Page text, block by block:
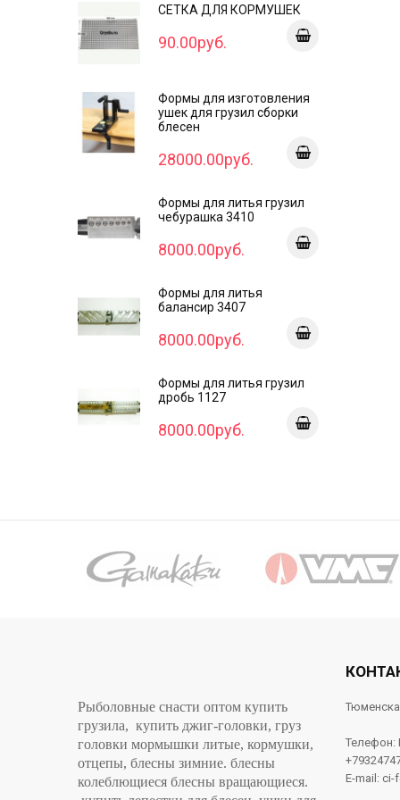
СЕТКА ДЛЯ КОРМУШЕК
90.00руб.
Формы для изготовления
ушек для грузил сборки
блесен
28000.00руб.
Формы для литья грузил
чебурашка 3410
8000.00руб.
Формы для литья
балансир 3407
8000.00руб.
Формы для литья грузил
дробь 1127
8000.00руб.
Рыболовные снасти оптом купить
грузила, купить джиг-головки, груз
головки мормышки литые, кормушки,
отцепы, блесны зимние. блесны
колеблющиеся блесны вращающиеся.
Телефон:
E-mail: ci-